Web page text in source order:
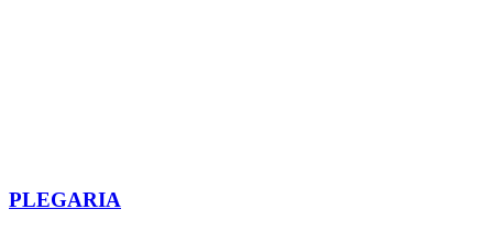
PLEGARIA